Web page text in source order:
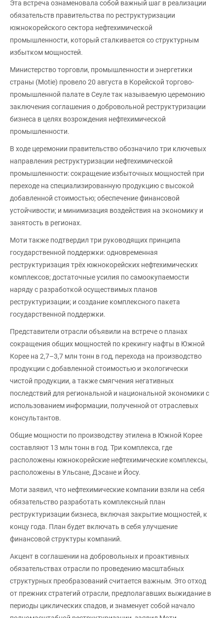
Эта встреча ознаменовала собой важный шаг в реализации
обязательств правительства по реструктуризации
южнокорейского сектора нефтехимической
промышленности, который сталкивается со структурным
избытком мощностей.
Министерство торговли, промышленности и энергетики
страны (Motie) провело 20 августа в Корейской торгово-
промышленной палате в Сеуле так называемую церемонию
заключения соглашения о добровольной реструктуризации
бизнеса в целях возрождения нефтехимической
промышленности.
В ходе церемонии правительство обозначило три ключевых
направления реструктуризации нефтехимической
промышленности: сокращение избыточных мощностей при
переходе на специализированную продукцию с высокой
добавленной стоимостью; обеспечение финансовой
устойчивости; и минимизация воздействия на экономику и
занятость в регионах.
Моти также подтвердил три руководящих принципа
государственной поддержки: одновременная
реструктуризация трёх южнокорейских нефтехимических
комплексов; достаточные усилия по самоокупаемости
наряду с разработкой осуществимых планов
реструктуризации; и создание комплексного пакета
государственной поддержки.
Представители отрасли объявили на встрече о планах
сокращения общих мощностей по крекингу нафты в Южной
Корее на 2,7–3,7 млн тонн в год, перехода на производство
продукции с добавленной стоимостью и экологически
чистой продукции, а также смягчения негативных
последствий для региональной и национальной экономики с
использованием информации, полученной от отраслевых
консультантов.
Общие мощности по производству этилена в Южной Корее
составляют 13 млн тонн в год. Три комплекса, где
расположены южнокорейские нефтехимические комплексы,
расположены в Ульсане, Дэсане и Йосу.
Моти заявил, что нефтехимические компании взяли на себя
обязательство разработать комплексный план
реструктуризации бизнеса, включая закрытие мощностей, к
концу года. План будет включать в себя улучшение
финансовой структуры компаний.
Акцент в соглашении на добровольных и проактивных
обязательствах отрасли по проведению масштабных
структурных преобразований считается важным. Это отход
от прежних стратегий отрасли, предполагавших выжидание в
периоды циклических спадов, и знаменует собой начало